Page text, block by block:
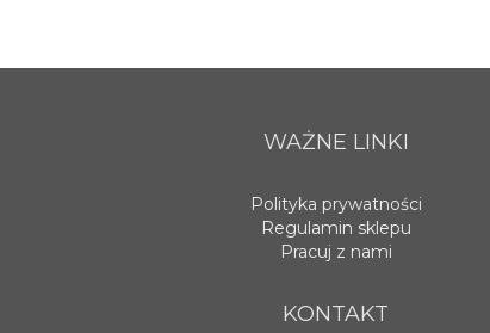
WAŻNE LINKI
Polityka prywatności
Regulamin sklepu
Pracuj z nami
KONTAKT